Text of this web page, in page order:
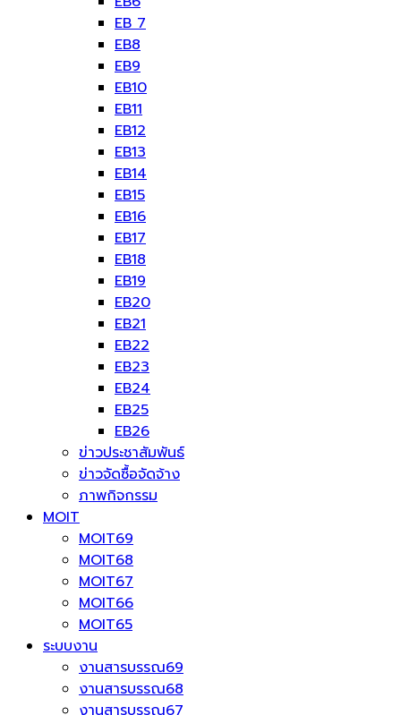
EB 7
EB8
EB9
EB10
EB11
EB12
EB13
EB14
EB15
EB16
EB17
EB18
EB19
EB20
EB21
EB22
EB23
EB24
EB25
EB26
ข่าวประชาสัมพันธ์
ข่าวจัดซื้อจัดจ้าง
ภาพกิจกรรม
MOIT
MOIT69
MOIT68
MOIT67
MOIT66
MOIT65
ระบบงาน
งานสารบรรณ69
งานสารบรรณ68